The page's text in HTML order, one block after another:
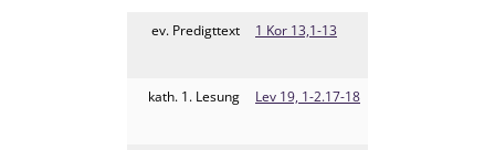
ev. Predigttext
kath. 1. Lesung
1 Kor 13,1-13
Lev 19, 1-2.17-18